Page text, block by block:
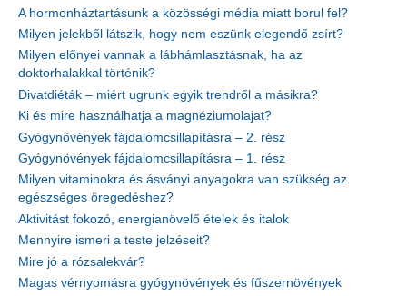
A hormonháztartásunk a közösségi média miatt borul fel?
Milyen jelekből látszik, hogy nem eszünk elegendő zsírt?
Milyen előnyei vannak a lábhámlasztásnak, ha az
doktorhalakkal történik?
Divatdiéták – miért ugrunk egyik trendről a másikra?
Ki és mire használhatja a magnéziumolajat?
Gyógynövények fájdalomcsillapításra – 2. rész
Gyógynövények fájdalomcsillapításra – 1. rész
Milyen vitaminokra és ásványi anyagokra van szükség az
egészséges öregedéshez?
Aktivitást fokozó, energianövelő ételek és italok
Mennyire ismeri a teste jelzéseit?
Mire jó a rózsalekvár?
Magas vérnyomásra gyógynövények és fűszernövények